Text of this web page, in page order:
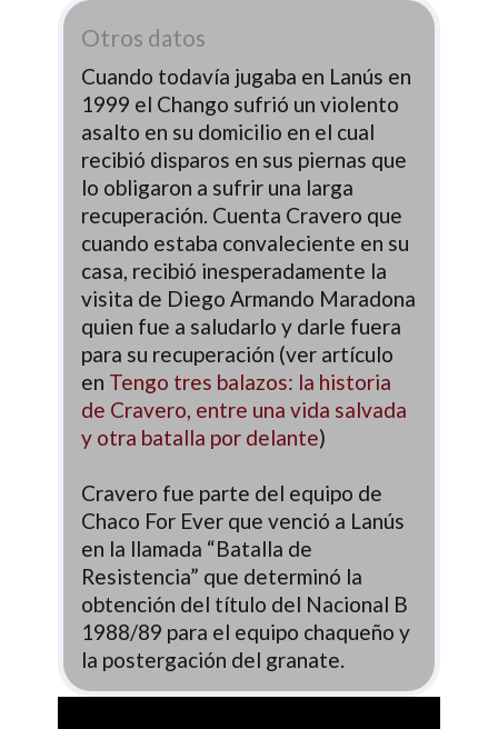
Otros datos
Cuando todavía jugaba en Lanús en
1999 el Chango sufrió un violento
asalto en su domicilio en el cual
recibió disparos en sus piernas que
lo obligaron a sufrir una larga
recuperación. Cuenta Cravero que
cuando estaba convaleciente en su
casa, recibió inesperadamente la
visita de Diego Armando Maradona
quien fue a saludarlo y darle fuera
para su recuperación (ver artículo
en Tengo tres balazos: la historia
de Cravero, entre una vida salvada
y otra batalla por delante)
Cravero fue parte del equipo de
Chaco For Ever que venció a Lanús
en la llamada “Batalla de
Resistencia” que determinó la
obtención del título del Nacional B
1988/89 para el equipo chaqueño y
la postergación del granate.